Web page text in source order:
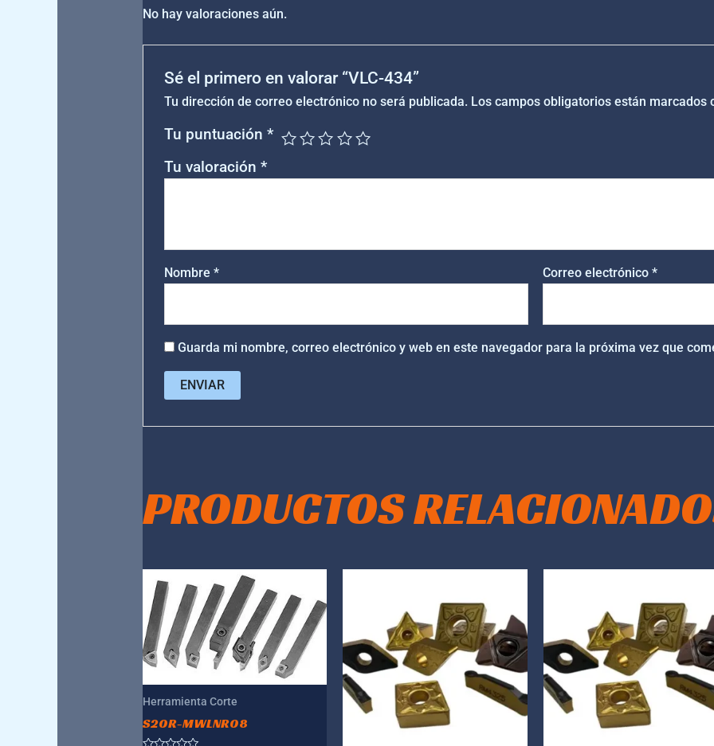
No hay valoraciones aún.
Sé el primero en valorar “VLC-434”
Tu dirección de correo electrónico no será publicada. Los campos obligatorios están marcados
Tu puntuación*
Tu valoración*
Nombre* Correo electrónico*
Guarda mi nombre, correo electrónico y web en este navegador para la próxima vez que
PRODUCTOS
Herramienta Corte
S20R-MWLNR08